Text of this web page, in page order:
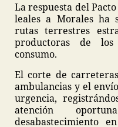
La respuesta del
leales a Morales ha
rutas terrestres
productoras de
consumo.
El corte de
ambulancias y el
urgencia,
atención
desabastecimiento